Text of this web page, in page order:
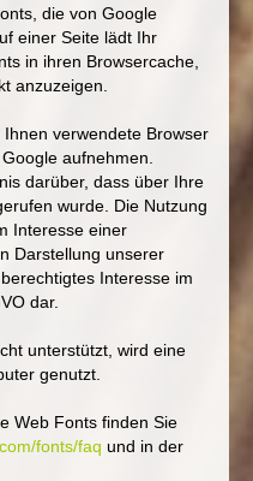
die von Google
einer Seite lädt Ihr
in ihren Browsercache,
anzuzeigen.
verwendete Browser
aufnehmen.
darüber, dass über Ihre
wurde. Die Nutzung
Interesse einer
Darstellung unserer
Interesse im
dar.
unterstützt, wird eine
genutzt.
Web Fonts finden Sie
fonts/faq und in der